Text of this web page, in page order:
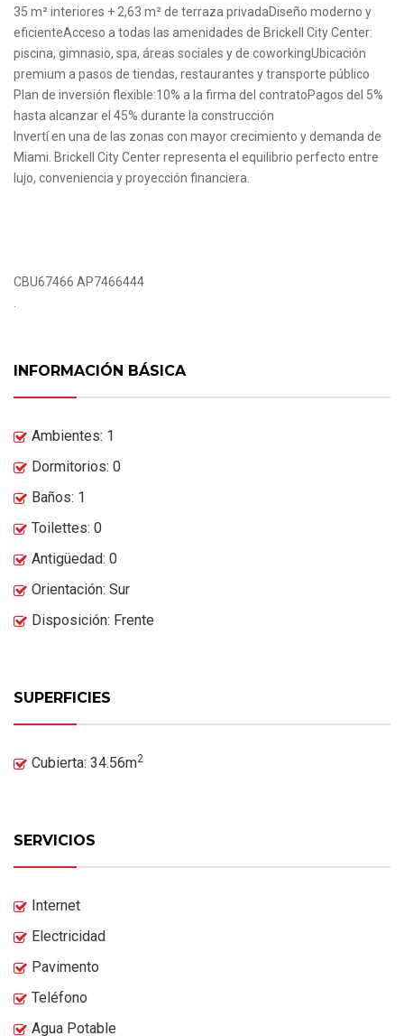
35 m² interiores + 2,63 m² de terraza privadaDiseño moderno y
eficienteAcceso a todas las amenidades de Brickell City Center:
piscina, gimnasio, spa, áreas sociales y de coworkingUbicación
premium a pasos de tiendas, restaurantes y transporte público
Plan de inversión flexible:10% a la firma del contratoPagos del 5%
hasta alcanzar el 45% durante la construcción
Invertí en una de las zonas con mayor crecimiento y demanda de
Miami. Brickell City Center representa el equilibrio perfecto entre
lujo, conveniencia y proyección financiera.
CBU67466 AP7466444
INFORMACIÓN BÁSICA
Ambientes: 1
Dormitorios: 0
Baños: 1
Toilettes: 0
Antigüedad: 0
Orientación: Sur
Disposición: Frente
SUPERFICIES
Cubierta: 34.56m2
SERVICIOS
Internet
Electricidad
Pavimento
Teléfono
Agua Potable